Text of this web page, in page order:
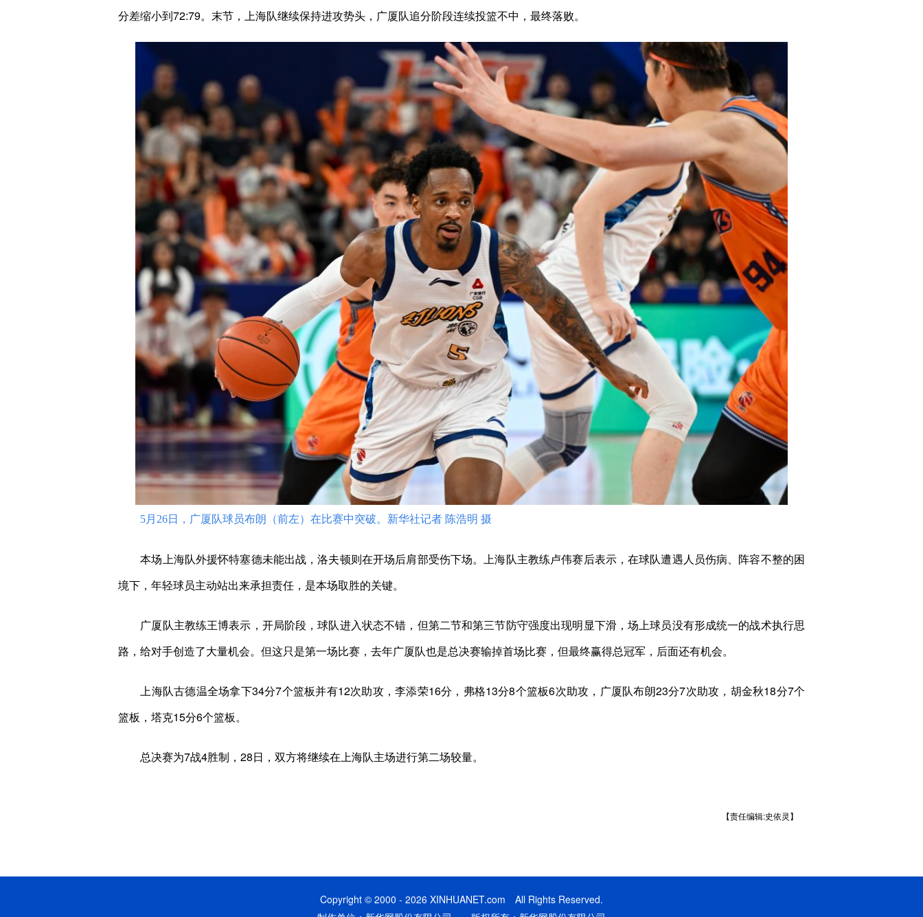
分差缩小到72:79。末节，上海队继续保持进攻势头，广厦队追分阶段连续投篮不中，最终落败。
5月26日，广厦队球员布朗（前左）在比赛中突破。新华社记者 陈浩明 摄
本场上海队外援怀特塞德未能出战，洛夫顿则在开场后肩部受伤下场。上海队主教练卢伟赛后表示，在球队遭遇人员伤病、阵容不整的困
境下，年轻球员主动站出来承担责任，是本场取胜的关键。
广厦队主教练王博表示，开局阶段，球队进入状态不错，但第二节和第三节防守强度出现明显下滑，场上球员没有形成统一的战术执行思
路，给对手创造了大量机会。但这只是第一场比赛，去年广厦队也是总决赛输掉首场比赛，但最终赢得总冠军，后面还有机会。
上海队古德温全场拿下34分7个篮板并有12次助攻，李添荣16分，弗格13分8个篮板6次助攻，广厦队布朗23分7次助攻，胡金秋18分7个
篮板，塔克15分6个篮板。
总决赛为7战4胜制，28日，双方将继续在上海队主场进行第二场较量。
【责任编辑:史依灵】
Copyright © 2000 - 2026 XINHUANET.com All Rights Reserved.